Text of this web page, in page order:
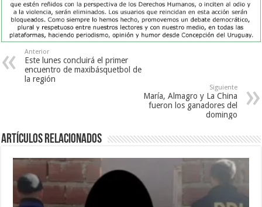
Anterior
Este lunes concluirá el primer
encuentro de maxibásquetbol de
la región
Siguiente
María, Almagro y La China
fueron los ganadores del
domingo
Artículos Relacionados